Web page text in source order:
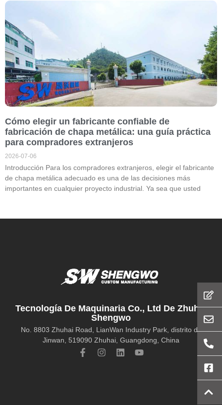
Cómo elegir un fabricante confiable de
fabricación de chapa metálica: una guía práctica
para compradores extranjeros
2026-07-06
Introducción Para los compradores extranjeros, elegir el fabricante
de chapa metálica adecuado es una de las decisiones más
importantes en cualquier proyecto industrial. Ya sea que usted
Tecnología De Maquinaria Co., Ltd De Zhuhai
Shengwo
No. 8803 Zhuhai Road, LianWan Industry Park, distrito de
Jinwan, 519090 Zhuhai, Guangdong, China